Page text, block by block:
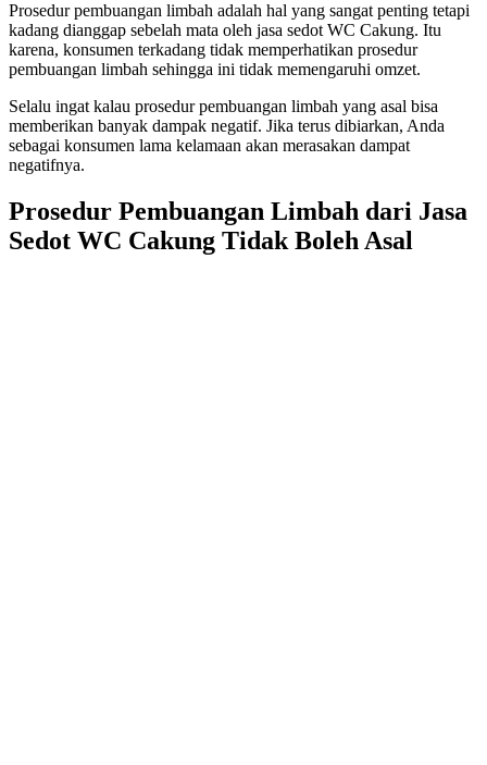
Prosedur pembuangan limbah adalah hal yang sangat penting tetapi
kadang dianggap sebelah mata oleh jasa sedot WC Cakung. Itu
karena, konsumen terkadang tidak memperhatikan prosedur
pembuangan limbah sehingga ini tidak memengaruhi omzet.
Selalu ingat kalau prosedur pembuangan limbah yang asal bisa
memberikan banyak dampak negatif. Jika terus dibiarkan, Anda
sebagai konsumen lama kelamaan akan merasakan dampat
negatifnya.
Prosedur Pembuangan Limbah dari Jasa
Sedot WC Cakung Tidak Boleh Asal